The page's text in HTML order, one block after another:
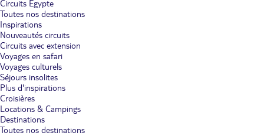
Circuits Egypte
Toutes nos destinations
Inspirations
Nouveautés circuits
Circuits avec extension
Voyages en safari
Voyages culturels
Séjours insolites
Plus d'inspirations
Croisières
Locations & Campings
Destinations
Toutes nos destinations